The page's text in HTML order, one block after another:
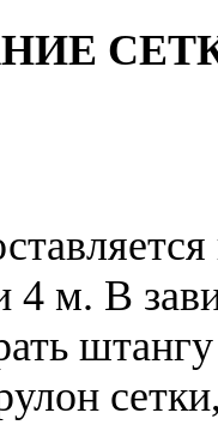
4 м. В